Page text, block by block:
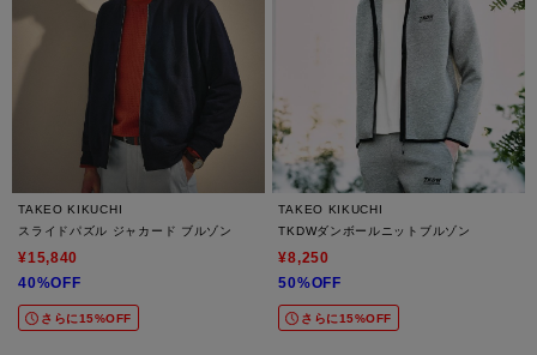
TAKEO KIKUCHI
スライドパズル ジャカード ブルゾン
¥15,840
40%OFF
さらに15%OFF
TAKEO KIKUCHI
TKDWダンボールニットブルゾン
¥8,250
50%OFF
さらに15%OFF